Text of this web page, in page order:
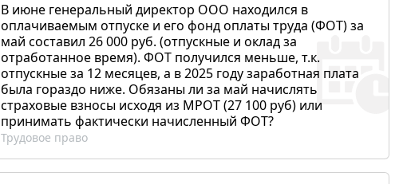
В июне генеральный директор ООО находился в
оплачиваемым отпуске и его фонд оплаты труда (ФОТ) за
май составил 26 000 руб. (отпускные и оклад за
отработанное время). ФОТ получился меньше, т.к.
отпускные за 12 месяцев, а в 2025 году заработная плата
была гораздо ниже. Обязаны ли за май начислять
страховые взносы исходя из МРОТ (27 100 руб) или
принимать фактически начисленный ФОТ?
Трудовое право